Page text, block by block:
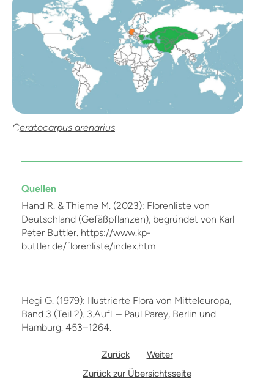
Ceratocarpus arenarius
Quellen
Hand R. & Thieme M. (2023): Florenliste von
Deutschland (Gefäßpflanzen), begründet von Karl
Peter Buttler. https://www.kp-
buttler.de/florenliste/index.htm
Hegi G. (1979): Illustrierte Flora von Mitteleuropa,
Band 3 (Teil 2). 3.Aufl. – Paul Parey, Berlin und
Hamburg. 453–1264.
Zurück
Weiter
Zurück zur Übersichtsseite